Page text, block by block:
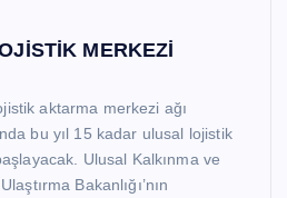
MERKEZİ
aktarma merkezi ağı
bu yıl 15 kadar ulusal lojistik
Ulusal Kalkınma ve
Bakanlığı’nın